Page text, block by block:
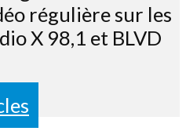
régulière sur les
X 98,1 et BLVD